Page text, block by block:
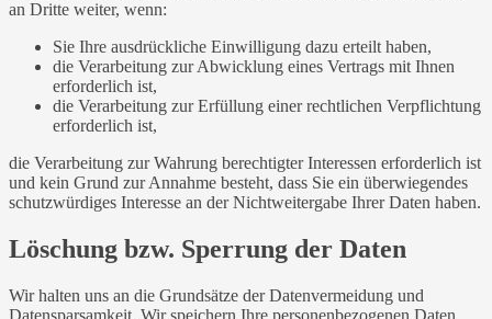
an Dritte weiter, wenn:
Sie Ihre ausdrückliche Einwilligung dazu erteilt haben,
die Verarbeitung zur Abwicklung eines Vertrags mit Ihnen
erforderlich ist,
die Verarbeitung zur Erfüllung einer rechtlichen Verpflichtung
erforderlich ist,
die Verarbeitung zur Wahrung berechtigter Interessen erforderlich ist
und kein Grund zur Annahme besteht, dass Sie ein überwiegendes
schutzwürdiges Interesse an der Nichtweitergabe Ihrer Daten haben.
Löschung bzw. Sperrung der Daten
Wir halten uns an die Grundsätze der Datenvermeidung und
Datensparsamkeit. Wir speichern Ihre personenbezogenen Daten